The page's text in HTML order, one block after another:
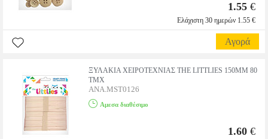
1.55 €
Ελάχιστη 30 ημερών 1.55 €
Αγορά
ΞΥΛΑΚΙΑ ΧΕΙΡΟΤΕΧΝΙΑΣ THE LITTLIES 150MM 80
ΤΜΧ
ANA.MST0126
Αμεσα διαθέσιμο
1.60 €